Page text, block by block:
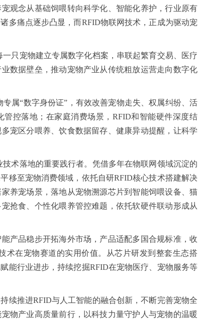
念从基础饲喂转向科学化、智能化养护，行业原有
多痛点逐步凸显，而RFID物联网技术，正成为驱动宠
宠物建立专属数字化档案，串联起繁育交易、医疗
数据壁垒，推动宠物产业从传统粗放运营走向数字化
“数字身份证”，有效改善宠物走失、权属纠纷、活
控落地；在家庭消费场景，RFID和智能硬件深度结
宠区分喂养、饮食数据留存、健康异动提醒，让科学
落地的重要践行者。凭借多年在物联网领域沉淀的
移至宠物消费领域，依托自研RFID核心技术搭建解决
养宠场景，落地从宠物溯源芯片到智能饲喂设备、猫
抢食、个性化喂养管控难题，依托软硬件联动形成从
品稳步开拓海外市场，产品适配多国合规标准，收
术在宠物赛道的实用价值。从芯片研发到整套生态搭
能行业进步，持续挖掘RFID在宠物医疗、宠物服务等
推进RFID与人工智能的融合创新，不断完善宠物全
物产业高质量前行，以科技力量守护人与宠物的温暖